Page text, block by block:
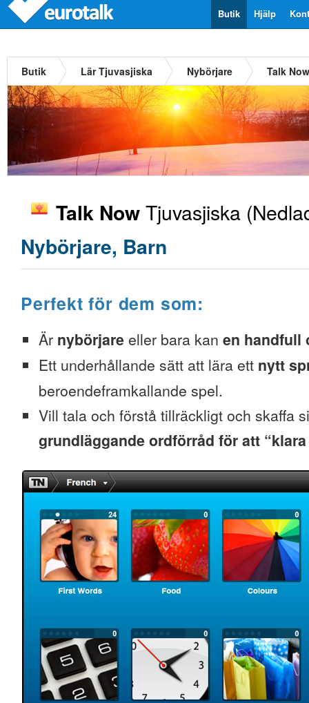
Hjälp
Butik
Butik Lär Tjuvasjiska Nybörjare Talk
Talk NowTjuvasjiska
Nybörjare, Barn
Perfekt för dem som:
Är nybörjare eller bara kan en handfull
Ett underhållande sätt att lära ett nytt
beroendeframkallande spel.
Vill tala och förstå tillräckligt och skaffa
grundläggande ordförråd för att